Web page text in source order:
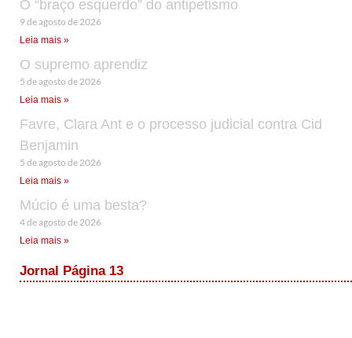
O “braço esquerdo” do antipetismo
9 de agosto de 2026
Leia mais »
O supremo aprendiz
5 de agosto de 2026
Leia mais »
Favre, Clara Ant e o processo judicial contra Cid
Benjamin
5 de agosto de 2026
Leia mais »
Múcio é uma besta?
4 de agosto de 2026
Leia mais »
Jornal Página 13